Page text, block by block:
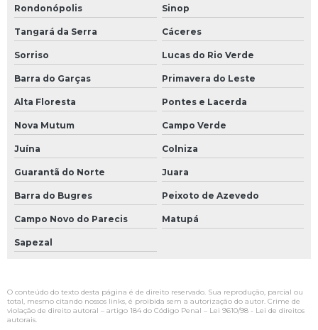
Rondonópolis Sinop
Tangará da Serra Cáceres
Sorriso Lucas do Rio Verde
Barra do Garças Primavera do Leste
Alta Floresta Pontes e Lacerda
Nova Mutum Campo Verde
Juína Colniza
Guarantã do Norte Juara
Barra do Bugres Peixoto de Azevedo
Campo Novo do Parecis Matupá
Sapezal
O conteúdo do texto desta página é de direito reservado. Sua reprodução, parcial ou
total, mesmo citando nossos links, é proibida sem a autorização do autor. Crime de
violação de direito autoral – artigo 184 do Código Penal – Lei 9610/98 - Lei de direitos
autorais.